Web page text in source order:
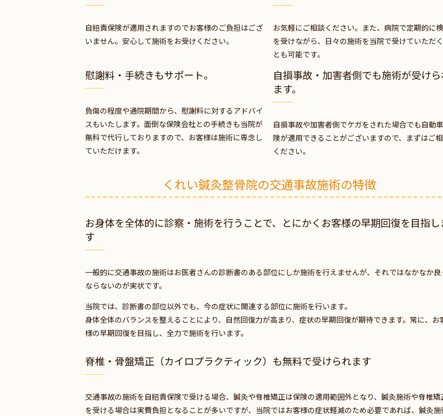
自賠責保険が適用されますのでお客様のご負担はござ
いません。安心して施術をお受けください。
お気軽にご相談ください。また、病院で定期的に
を受けながら、日々の施術を当院で受けていただ
とも可能です。
慰謝料・手続きもサポート。
負傷の程度や通院期間から、慰謝料に対するアドバイ
スもいたします。面倒な保険会社との手続きも当院が
無料で代行しておりますので、お客様は施術に専念し
ていただけます。
自損事故・加害者側でも施術が受け
ます。
自損事故や加害者側でケガをされた場合でも自動
険が適用できることがございますので、まずはご
ください。
くれい鍼灸整骨院の交通事故施術の特徴
お身体を全体的に診察・施術を行うことで、とにかくお客様の早期回復を目指し
す
一般的に交通事故の施術はお医者さんの診断書のある部位にしか施術を行えませんが、それではなかなか良
ならないのが実状です。
当院では、診断書の部位以外でも、今の症状に関連する部位に施術を行います。
身体全体のバランスを整えることにより、自然回復力が高まり、症状の早期回復が期待できます。常に、お
様の早期回復を目指し、全力で施術を行います。
脊椎・骨盤矯正（カイロプラクティック）も無料で受けられます
交通事故の施術を自賠責保険で受ける場合、鍼灸や脊椎矯正は保険の適用範囲外となり、鍼灸施術や脊椎矯
を受ける場合は実費負担となることが多いですが、当院ではお客様の症状軽減のため必要であれば、鍼灸施